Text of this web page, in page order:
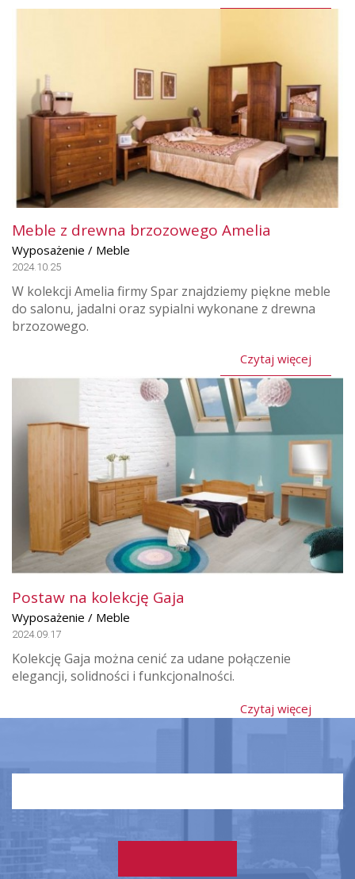
Meble z drewna brzozowego Amelia
Wyposażenie / Meble
2024.10.25
W kolekcji Amelia firmy Spar znajdziemy piękne meble
do salonu, jadalni oraz sypialni wykonane z drewna
brzozowego.
Czytaj więcej
Postaw na kolekcję Gaja
Wyposażenie / Meble
2024.09.17
Kolekcję Gaja można cenić za udane połączenie
elegancji, solidności i funkcjonalności.
Czytaj więcej